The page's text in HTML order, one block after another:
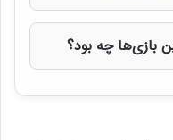
بازی‌ها چه بود؟